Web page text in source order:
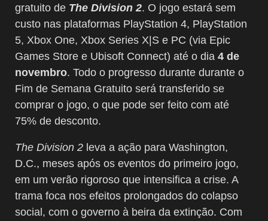
gratuito de The Division 2. O jogo estará sem
custo nas plataformas PlayStation 4, PlayStation
5, Xbox One, Xbox Series X|S e PC (via Epic
Games Store e Ubisoft Connect) até o dia 4 de
novembro. Todo o progresso durante durante o
Fim de Semana Gratuito será transferido se
comprar o jogo, o que pode ser feito com até
75% de desconto.
The Division 2 leva a ação para Washington,
D.C., meses após os eventos do primeiro jogo,
em um verão rigoroso que intensifica a crise. A
trama foca nos efeitos prolongados do colapso
social, com o governo à beira da extinção. Com